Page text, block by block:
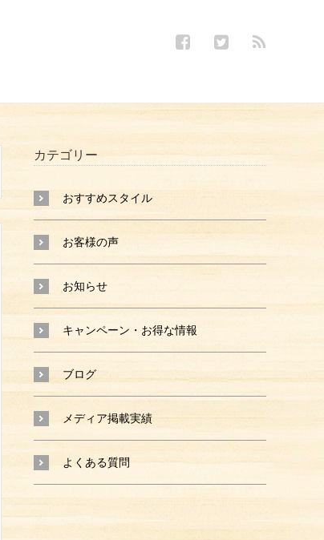
カテゴリー
おすすめスタイル
お客様の声
お知らせ
キャンペーン・お得な情報
ブログ
メディア掲載実績
よくある質問